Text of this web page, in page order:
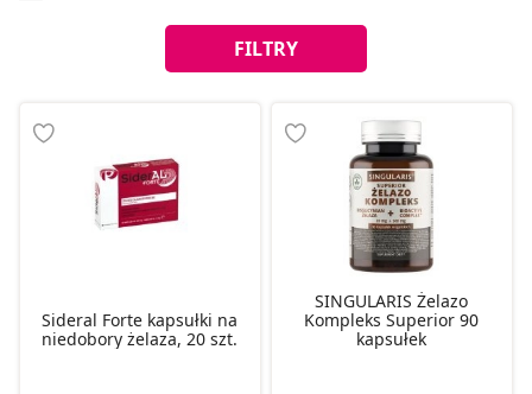
FILTRY
Sideral Forte kapsułki na
niedobory żelaza, 20 szt.
SINGULARIS Żelazo
Kompleks Superior 90
kapsułek